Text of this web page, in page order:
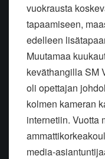
vuokrausta
tapaamiseen,
edelleen
Muutamaa
keväthangilla SM
oli opettajan
kolmen kameran
internetiin. Vuotta
media-